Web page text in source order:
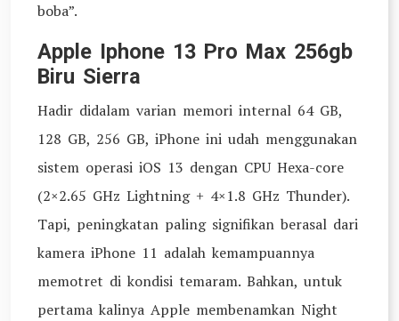
boba”.
Apple Iphone 13 Pro Max 256gb
Biru Sierra
Hadir didalam varian memori internal 64 GB,
128 GB, 256 GB, iPhone ini udah menggunakan
sistem operasi iOS 13 dengan CPU Hexa-core
(2×2.65 GHz Lightning + 4×1.8 GHz Thunder).
Tapi, peningkatan paling signifikan berasal dari
kamera iPhone 11 adalah kemampuannya
memotret di kondisi temaram. Bahkan, untuk
pertama kalinya Apple membenamkan Night